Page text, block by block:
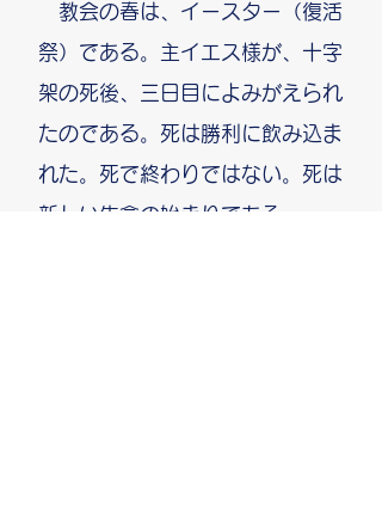
教会の春は、イースター（復活
祭）である。主イエス様が、十字
架の死後、三日目によみがえられ
たのである。死は勝利に飲み込ま
れた。死で終わりではない。死は
新しい生命の始まりである。